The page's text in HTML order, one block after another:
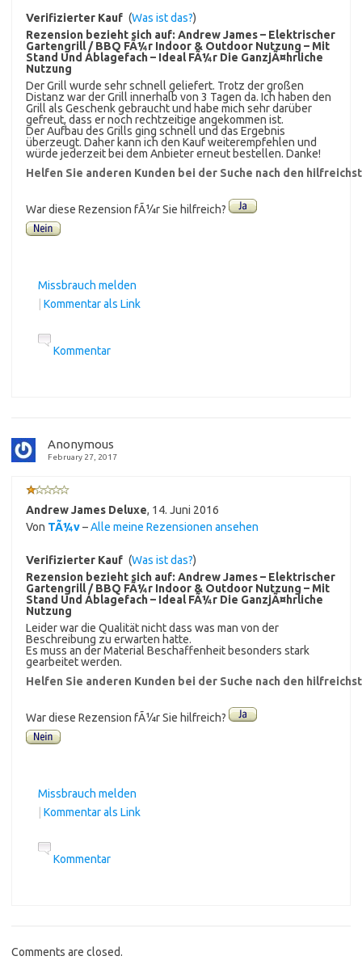
Verifizierter Kauf (Was ist das?)
Rezension bezieht sich auf: Andrew James – Elektrischer
Gartengrill / BBQ FÃ¼r Indoor & Outdoor Nutzung – Mit
Stand Und Ablagefach – Ideal FÃ¼r Die GanzjÃ¤hrliche
Nutzung
Der Grill wurde sehr schnell geliefert. Trotz der großen
Distanz war der Grill innerhalb von 3 Tagen da. Ich haben den
Grill als Geschenk gebraucht und habe mich sehr darüber
gefreut, dass er noch rechtzeitige angekommen ist.
Der Aufbau des Grills ging schnell und das Ergebnis
überzeugt. Daher kann ich den Kauf weiterempfehlen und
würde jederzeit bei dem Anbieter erneut bestellen. Danke!
Helfen Sie anderen Kunden bei der Suche nach den
War diese Rezension fÃ¼r Sie hilfreich?
Missbrauch melden
Kommentar als Link
Kommentar
Anonymous
February 27, 2017
Andrew James Deluxe, 14. Juni 2016
Von TÃ¼v–Alle meine Rezensionen ansehen
Verifizierter Kauf (Was ist das?)
Rezension bezieht sich auf: Andrew James – Elektrischer
Gartengrill / BBQ FÃ¼r Indoor & Outdoor Nutzung – Mit
Stand Und Ablagefach – Ideal FÃ¼r Die GanzjÃ¤hrliche
Nutzung
Leider war die Qualität nicht dass was man von der
Beschreibung zu erwarten hatte.
Es muss an der Material Beschaffenheit besonders stark
gearbeitet werden.
Helfen Sie anderen Kunden bei der Suche nach den
War diese Rezension fÃ¼r Sie hilfreich?
Missbrauch melden
Kommentar als Link
Kommentar
Comments are closed.